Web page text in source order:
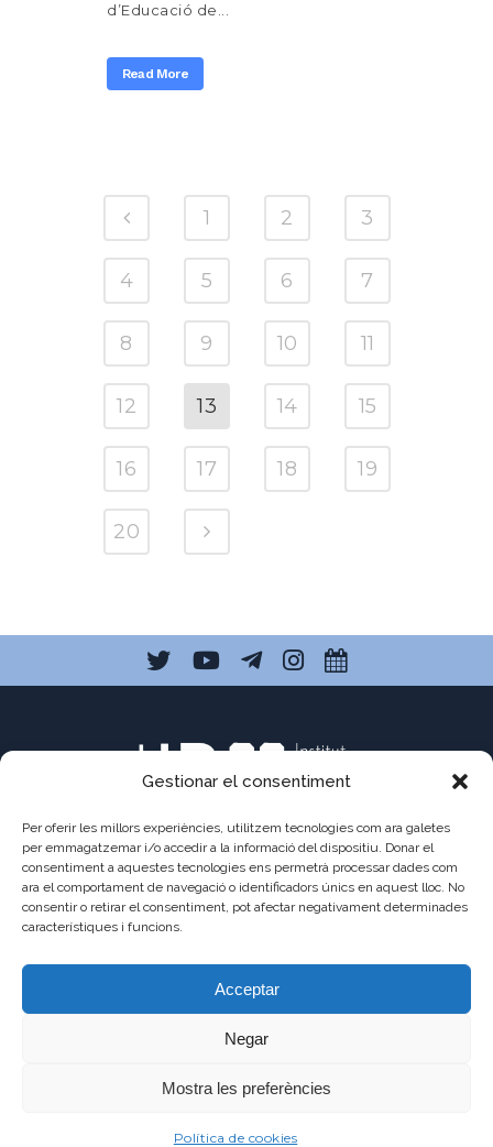
Gestionar el consentiment
Per oferir les millors experiències, utilitzem tecnologies com ara galetes
per emmagatzemar i/o accedir a la informació del dispositiu. Donar el
consentiment a aquestes tecnologies ens permetrà processar dades com
ara el comportament de navegació o identificadors únics en aquest lloc. No
consentir o retirar el consentiment, pot afectar negativament determinades
característiques i funcions.
Acceptar
Negar
Mostra les preferències
Política de cookies
d’Educació de...
Read More
1 2 3
4 5 6 7
8 9 10 11
12 13 14 15
16 17 18 19
20
C/ Pau Claris 121
08009 Barcelona
93 487 03 01